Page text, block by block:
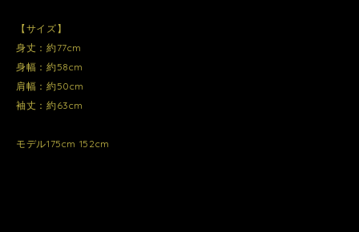
【サイズ】
身丈：約77cm
身幅：約58cm
肩幅：約50cm
袖丈：約63cm
モデル175cm 152cm